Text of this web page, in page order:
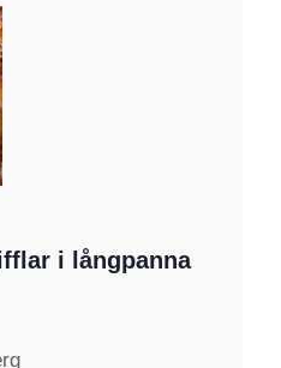
i långpanna